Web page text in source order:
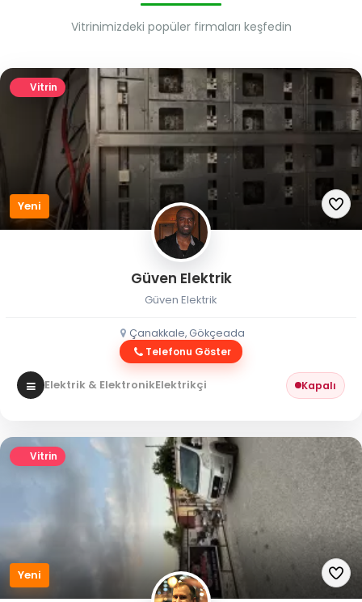
Vitrinimizdeki popüler firmaları keşfedin
Vitrin
Yeni
Güven Elektrik
Güven Elektrik
Çanakkale, Gökçeada
Telefonu Göster
Elektrik & ElektronikElektrikçi Kapalı
Vitrin
Yeni